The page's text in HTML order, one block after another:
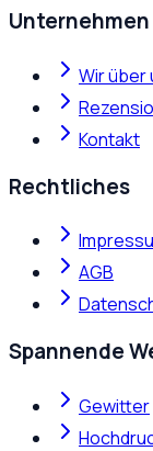
Unternehmen
Wir über
Kontakt
Rechtliches
AGB
Spannende
Gewitter